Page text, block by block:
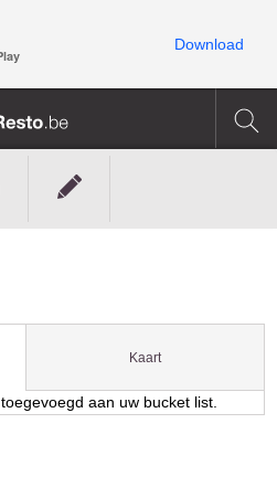
Kaart
aan uw bucket list.
Download